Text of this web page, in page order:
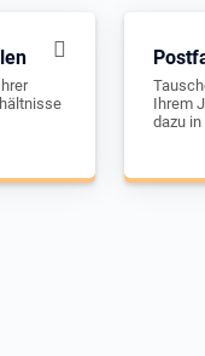
Ihrem
dazu